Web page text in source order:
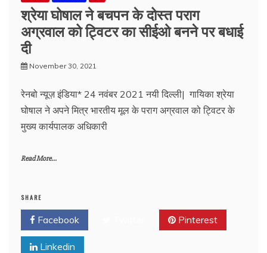
श्रेया घोषाल ने बचपन के दोस्त पराग
अग्रवाल को ट्विटर का सीईओ बनने पर बधाई
दी
November 30, 2021
रेनबो न्यूज़ इंडिया* 24 नवंबर 2021 नयी दिल्ली| गायिका श्रेया
घोषाल ने अपने मित्र भारतीय मूल के पराग अग्रवाल को ट्विटर के
मुख्य कार्यपालक अधिकारी
Read More...
SHARE
Facebook Pinterest
Linkedin